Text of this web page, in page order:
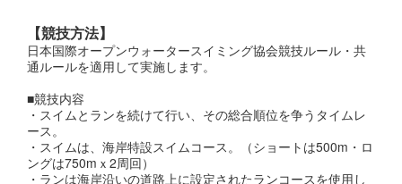
【競技方法】
日本国際オープンウォータースイミング協会競技ルール・共
通ルールを適用して実施します。
■競技内容
・スイムとランを続けて行い、その総合順位を争うタイムレ
ース。
・スイムは、海岸特設スイムコース。（ショートは500m・ロ
ングは750mｘ2周回）
・ランは海岸沿いの道路上に設定されたランコースを使用し